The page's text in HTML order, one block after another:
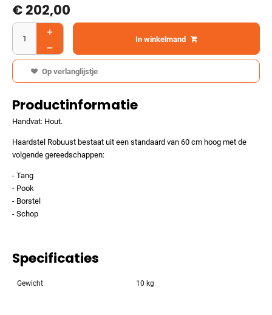
€202,00
In winkelmand
Op verlanglijstje
Productinformatie
Handvat: Hout.
Haardstel Robuust bestaat uit een standaard van 60 cm hoog met de
volgende gereedschappen:
- Tang
- Pook
- Borstel
- Schop
Specificaties
Gewicht 10 kg